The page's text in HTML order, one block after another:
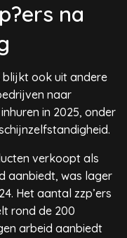
na
blijkt ook uit andere
naar
in 2025, onder
verkoopt als
aanbiedt, was lager
Het aantal zzp’ers
rond de 200
arbeid aanbiedt